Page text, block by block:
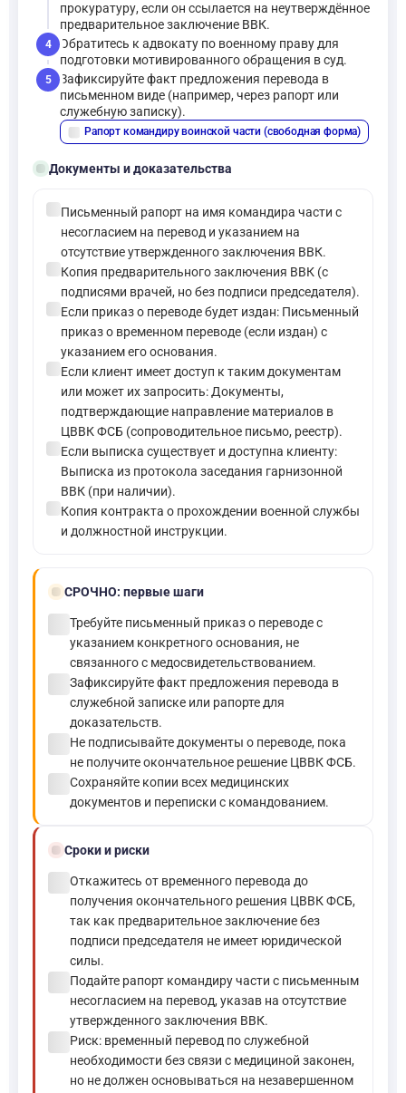
прокуратуру, если он ссылается на неутверждённое
предварительное заключение ВВК.
4
Обратитесь к адвокату по военному праву для
подготовки мотивированного обращения в суд.
5
Зафиксируйте факт предложения перевода в
письменном виде (например, через рапорт или
служебную записку).
Рапорт командиру воинской части (свободная форма)
folder_openДокументы и доказательства
check_circle
Письменный рапорт на имя командира части с
несогласием на перевод и указанием на
отсутствие утвержденного заключения ВВК.
check_circle
Копия предварительного заключения ВВК (с
подписями врачей, но без подписи председателя).
check_circle
Если приказ о переводе будет издан: Письменный
приказ о временном переводе (если издан) с
указанием его основания.
check_circle
Если клиент имеет доступ к таким документам
или может их запросить: Документы,
подтверждающие направление материалов в
ЦВВК ФСБ (сопроводительное письмо, реестр).
check_circle
Если выписка существует и доступна клиенту:
Выписка из протокола заседания гарнизонной
ВВК (при наличии).
check_circle
Копия контракта о прохождении военной службы
и должностной инструкции.
boltСРОЧНО: первые шаги
Требуйте письменный приказ о переводе с
указанием конкретного основания, не
связанного с медосвидетельствованием.
Зафиксируйте факт предложения перевода в
служебной записке или рапорте для
доказательств.
Не подписывайте документы о переводе, пока
не получите окончательное решение ЦВВК ФСБ.
Сохраняйте копии всех медицинских
документов и переписки с командованием.
schedule Сроки и риски
Откажитесь от временного перевода до
получения окончательного решения ЦВВК ФСБ,
так как предварительное заключение без
подписи председателя не имеет юридической
силы.
Подайте рапорт командиру части с письменным
несогласием на перевод, указав на отсутствие
утвержденного заключения ВВК.
Риск: временный перевод по служебной
необходимости без связи с медициной законен,
но не должен основываться на незавершенном